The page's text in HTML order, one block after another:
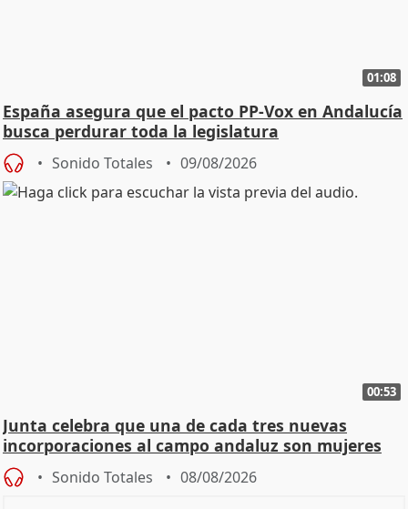
01:08
España asegura que el pacto PP-Vox en Andalucía
busca perdurar toda la legislatura
Sonido Totales 09/08/2026
00:53
Junta celebra que una de cada tres nuevas
incorporaciones al campo andaluz son mujeres
jóvenes
Sonido Totales 08/08/2026